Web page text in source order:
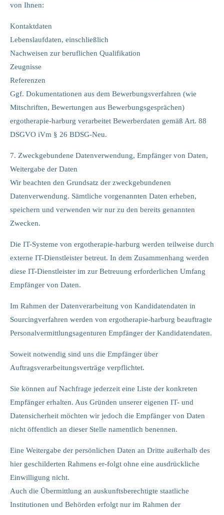
von Ihnen:
Kontaktdaten
Lebenslaufdaten, einschließlich
Nachweisen zur beruflichen Qualifikation
Zeugnisse
Referenzen
Ggf. Dokumentationen aus dem Bewerbungsverfahren (wie
Mitschriften, Bewertungen aus Bewerbungsgesprächen)
ergotherapie-harburg verarbeitet Bewerberdaten gemäß Art. 88
DSGVO iVm § 26 BDSG-Neu.
7. Zweckgebundene Datenverwendung, Empfänger von Daten,
Weitergabe der Daten
Wir beachten den Grundsatz der zweckgebundenen
Datenverwendung. Sämtliche vorgenannten Daten erheben,
speichern und verwenden wir nur zu den bereits genannten
Zwecken.
Die IT-Systeme von ergotherapie-harburg werden teilweise durch
externe IT-Dienstleister betreut. In dem Zusammenhang werden
diese IT-Dienstleister im zur Betreuung erforderlichen Umfang
Empfänger von Daten.
Im Rahmen der Datenverarbeitung von Kandidatendaten in
Sourcingverfahren werden von ergotherapie-harburg beauftragte
Personalvermittlungsagenturen Empfänger der Kandidatendaten.
Soweit notwendig sind uns die Empfänger über
Auftragsverarbeitungsverträge verpflichtet.
Sie können auf Nachfrage jederzeit eine Liste der konkreten
Empfänger erhalten. Aus Gründen unserer eigenen IT- und
Datensicherheit möchten wir jedoch die Empfänger von Daten
nicht öffentlich an dieser Stelle namentlich benennen.
Eine Weitergabe der persönlichen Daten an Dritte außerhalb des
hier geschilderten Rahmens er-folgt ohne eine ausdrückliche
Einwilligung nicht.
Auch die Übermittlung an auskunftsberechtigte staatliche
Institutionen und Behörden erfolgt nur im Rahmen der